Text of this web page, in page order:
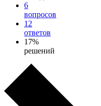
6
вопросов
12
ответов
17%
решений